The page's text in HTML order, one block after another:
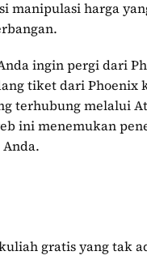
manipulasi harga
ingin pergi dari
tiket dari Phoenix
terhubung melalui
ini menemukan
gratis yang tak